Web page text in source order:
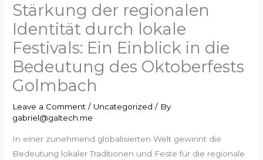
Stärkung der regionalen
Identität durch lokale
Festivals: Ein Einblick in die
Bedeutung des Oktoberfests
Golmbach
Leave a Comment / Uncategorized / By
gabriel@galtech.me
In einer zunehmend globalisierten Welt gewinnt die
Bedeutung lokaler Traditionen und Feste für die regionale